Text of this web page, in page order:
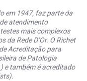
em 1947, faz parte da
atendimento
mais complexos
da Rede D’Or. O Richet
Acreditação para
de Patologia
e também é acreditado